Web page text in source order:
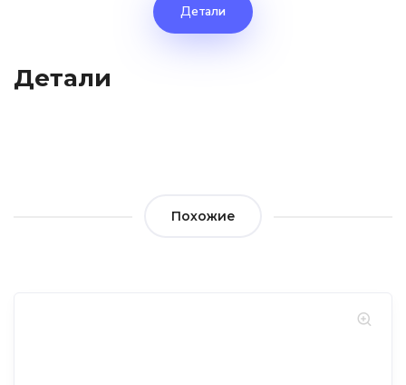
Детали
Детали
Похожие